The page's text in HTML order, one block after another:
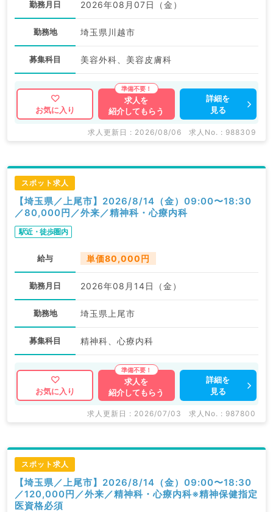
勤務月日 2026年08月07日（金）
勤務地 埼玉県川越市
募集科目 美容外科、美容皮膚科
お気に入り
求人を
紹介してもらう
詳細を
見る
求人更新日 : 2026/08/06 求人No. : 988309
スポット求人
【埼玉県／上尾市】2026/8/14（金）09:00〜18:30
／80,000円／外来／精神科・心療内科
駅近・徒歩圏内
給与 単価80,000円
勤務月日 2026年08月14日（金）
勤務地 埼玉県上尾市
募集科目 精神科、心療内科
お気に入り
求人を
紹介してもらう
詳細を
見る
求人更新日 : 2026/07/03 求人No. : 987800
スポット求人
【埼玉県／上尾市】2026/8/14（金）09:00〜18:30
／120,000円／外来／精神科・心療内科※精神保健指定
医資格必須